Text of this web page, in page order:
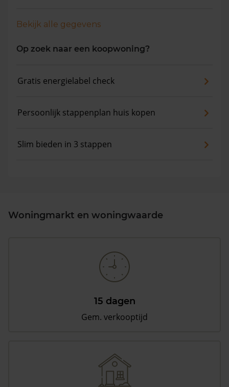
Bekijk alle gegevens
Op zoek naar een koopwoning?
Gratis energielabel check
Persoonlijk stappenplan huis kopen
Slim bieden in 3 stappen
Woningmarkt en woningwaarde
15 dagen
Gem. verkooptijd